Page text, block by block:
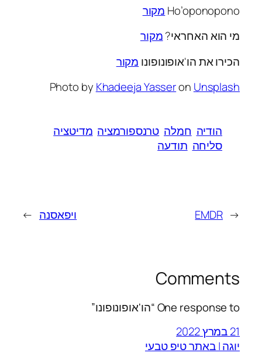
Ho’oponopono מקור
מי הוא האחראי?מקור
הכירו את הו'אופונופונו מקור
Photo by Khadeeja Yasseron Unsplash
הודיה חמלה טרנספורמציה מדיטציה
סליחה תודעה
←
EMDR ויפאסנה →
Comments
One response to “הו'אופונופונו”
21 במרץ 2022
יוגה | באתר טיפ טבעי